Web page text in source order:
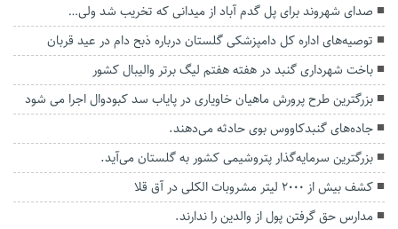
صدای شهروند برای پل گدم آباد از میدانی که تخریب شد ولی…
توصیه‌های اداره کل دامپزشکی گلستان درباره ذبح دام در عید قربان
باخت شهرداری گنبد در هفته هفتم لیگ برتر‌ والیبال کشور
بزرگترین طرح پرورش ماهیان خاویاری در پایاب سد کبودوال اجرا می شود
جاده‌های گنبدکاووس بوی حادثه می‌دهند.
بزرگترین سرمایه‌گذار پتروشیمی کشور به گلستان می‌آید.
کشف بیش از ۲۰۰۰ لیتر مشروبات الکلی در آق قلا
مدارس حق گرفتن پول از والدین را ندارند.